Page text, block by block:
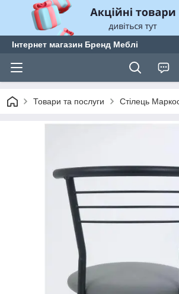
Інтернет магазин Бренд Меблі
Товари та послуги Стілець